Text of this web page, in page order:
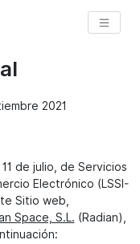
2021
de julio, de Servicios
Electrónico (LSSI-
Sitio web,
Space, S.L. (Radian),